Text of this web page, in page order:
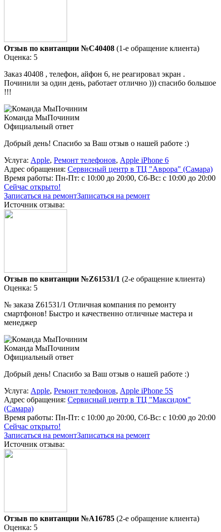
Отзыв по квитанции №C40408 (1-е обращение клиента)
Оценка: 5
Заказ 40408 , телефон, айфон 6, не реагировал экран .
Починили за один день, работает отлично ))) спасибо большое
!!!
Команда МыПочиним
Официальный ответ
Добрый день! Спасибо за Ваш отзыв о нашей работе :)
Услуга: Apple, Ремонт телефонов, Apple iPhone 6
Адрес обращения: Сервисный центр в ТЦ "Аврора" (Самара)
Время работы: Пн-Пт: с 10:00 до 20:00, Сб-Вс: с 10:00 до 20:00
Сейчас открыто!
Записаться на ремонтЗаписаться на ремонт
Источник отзыва:
Отзыв по квитанции №Z61531/1 (2-е обращение клиента)
Оценка: 5
№ заказа Z61531/1 Отличная компания по ремонту
смартфонов! Быстро и качественно отличные мастера и
менеджер
Команда МыПочиним
Официальный ответ
Добрый день! Спасибо за Ваш отзыв о нашей работе :)
Услуга: Apple, Ремонт телефонов, Apple iPhone 5S
Адрес обращения: Сервисный центр в ТЦ "Максидом"
(Самара)
Время работы: Пн-Пт: с 10:00 до 20:00, Сб-Вс: с 10:00 до 20:00
Сейчас открыто!
Записаться на ремонтЗаписаться на ремонт
Источник отзыва:
Отзыв по квитанции №A16785 (2-е обращение клиента)
Оценка: 5